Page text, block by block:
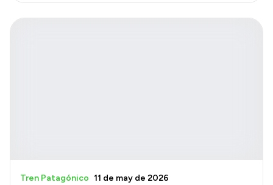
Tren Patagónico 11 de may de 2026